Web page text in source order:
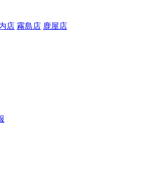
店 霧島店 鹿屋店